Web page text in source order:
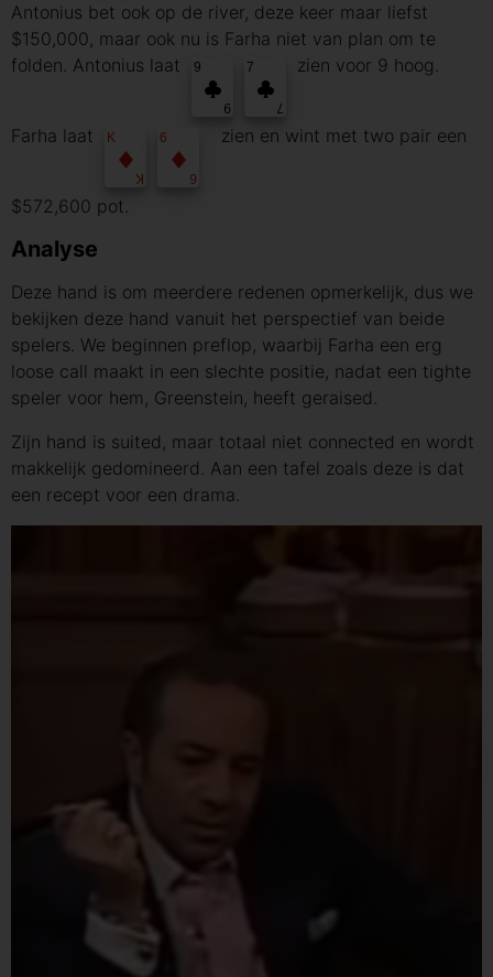
Antonius bet ook op de river, deze keer maar liefst
$150,000, maar ook nu is Farha niet van plan om te
folden. Antonius laat
9
9
7
7
zien voor 9 hoog.
Farha laat K
K
6
6
zien en wint met two pair een
$572,600 pot.
Analyse
Deze hand is om meerdere redenen opmerkelijk, dus we
bekijken deze hand vanuit het perspectief van beide
spelers. We beginnen preflop, waarbij Farha een erg
loose call maakt in een slechte positie, nadat een tighte
speler voor hem, Greenstein, heeft geraised.
Zijn hand is suited, maar totaal niet connected en wordt
makkelijk gedomineerd. Aan een tafel zoals deze is dat
een recept voor een drama.